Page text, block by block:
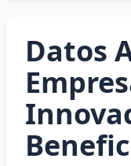
Datos